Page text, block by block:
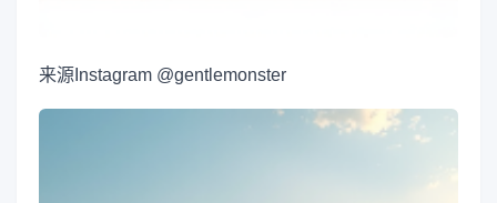
来源 Instagram @gentlemonster